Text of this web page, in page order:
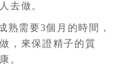
去做。
熟需要3個月的時間，
，來保證精子的質
。